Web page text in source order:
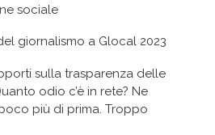
sociale
giornalismo a Glocal 2023
sulla trasparenza delle
odio c’è in rete? Ne
più di prima. Troppo